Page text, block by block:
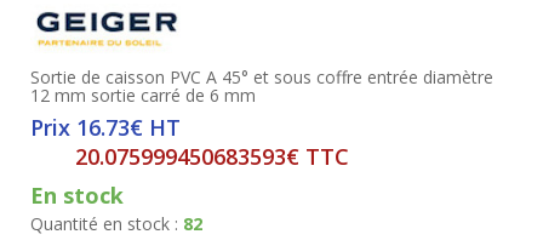
Sortie de caisson PVC A 45° et sous coffre entrée diamètre
12 mm sortie carré de 6 mm
Prix 16.73€ HT
20.075999450683593€ TTC
En stock
Quantité en stock : 82